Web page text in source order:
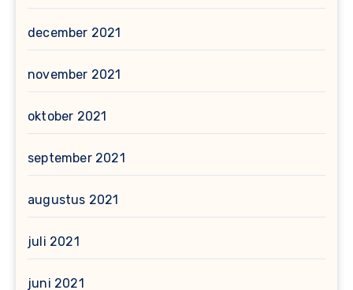
december 2021
november 2021
oktober 2021
september 2021
augustus 2021
juli 2021
juni 2021